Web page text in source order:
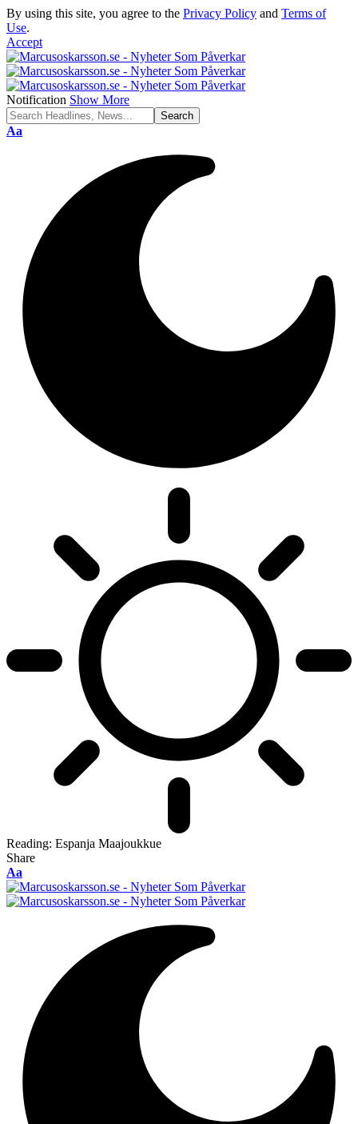
By using this site, you agree to the Privacy Policy and Terms of
Use.
Accept
Notification Show More
Font
Aa
Reading: Espanja Maajoukkue
Share
Font
Resizer
Aa